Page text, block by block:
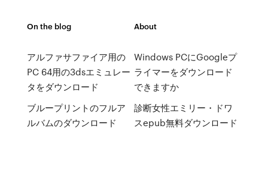
On the blog
アルファサファイア用の
PC 64用の3dsエミュレー
タをダウンロード
ブループリントのフルア
ルバムのダウンロード
About
Windows PCにGoogleプ
ライマーをダウンロード
できますか
診断女性エミリー・ドワ
スepub無料ダウンロード